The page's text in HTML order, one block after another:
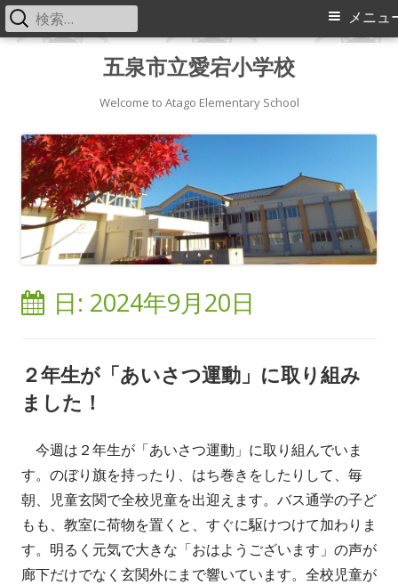
五泉市立愛宕小学校
Welcome to Atago Elementary School
メ
メニュ
検
索:
日: 2024年9月20日
２年生が「あいさつ運動」に取り組み
ました！
今週は２年生が「あいさつ運動」に取り組んでいま
す。のぼり旗を持ったり、はち巻きをしたりして、毎
朝、児童玄関で全校児童を出迎えます。バス通学の子ど
もも、教室に荷物を置くと、すぐに駆けつけて加わりま
す。明るく元気で大きな「おはようございます」の声が
廊下だけでなく玄関外にまで響いています。全校児童が